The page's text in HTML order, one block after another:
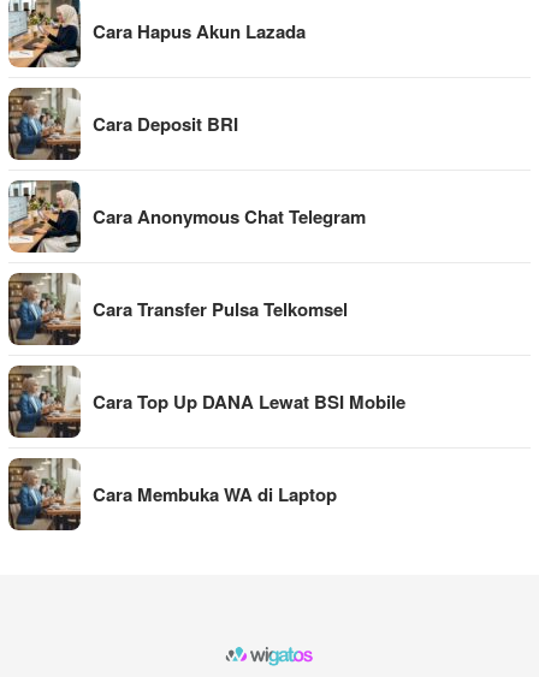
Cara Hapus Akun Lazada
Cara Deposit BRI
Cara Anonymous Chat Telegram
Cara Transfer Pulsa Telkomsel
Cara Top Up DANA Lewat BSI Mobile
Cara Membuka WA di Laptop